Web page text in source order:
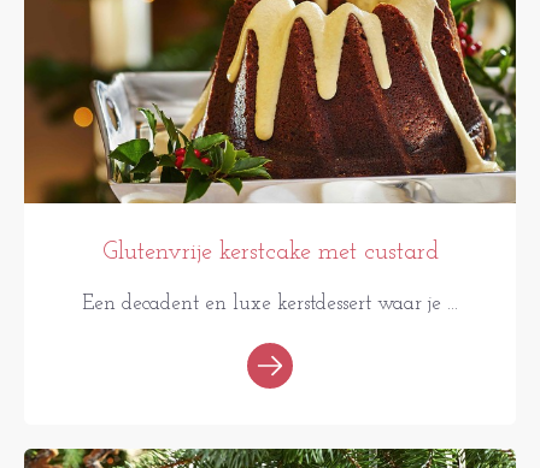
Glutenvrije kerstcake met custard
Een decadent en luxe kerstdessert waar je ...